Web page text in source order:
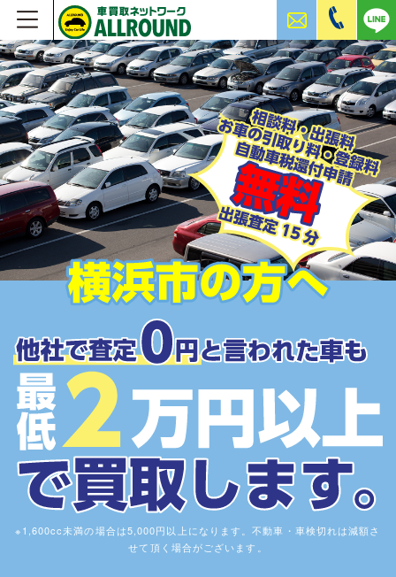
※1,600cc未満の場合は5,000円以上になります。不動車・車検切れは減額さ
せて頂く場合がございます。